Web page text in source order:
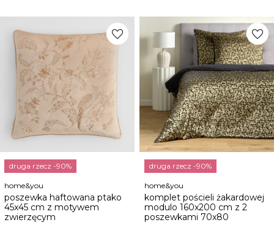
favorite
druga rzecz -90%
home&you
poszewka haftowana ptako
45x45 cm z motywem
zwierzęcym
favorite
druga rzecz -90%
home&you
komplet pościeli żakardowej
modulo 160x200 cm z 2
poszewkami 70x80